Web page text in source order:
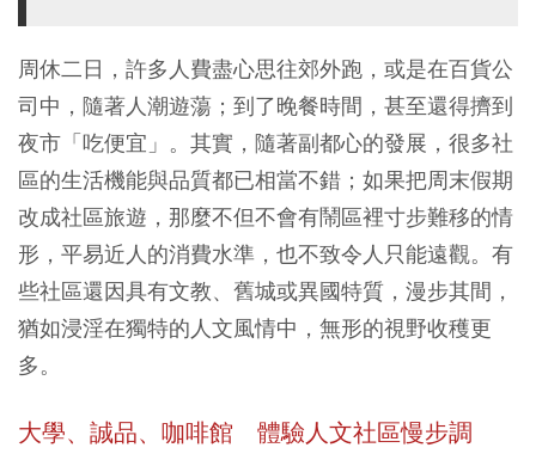
周休二日，許多人費盡心思往郊外跑，或是在百貨公
司中，隨著人潮遊蕩；到了晚餐時間，甚至還得擠到
夜市「吃便宜」。其實，隨著副都心的發展，很多社
區的生活機能與品質都已相當不錯；如果把周末假期
改成社區旅遊，那麼不但不會有鬧區裡寸步難移的情
形，平易近人的消費水準，也不致令人只能遠觀。有
些社區還因具有文教、舊城或異國特質，漫步其間，
猶如浸淫在獨特的人文風情中，無形的視野收穫更
多。
大學、誠品、咖啡館 體驗人文社區慢步調